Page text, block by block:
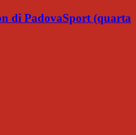
di PadovaSport (quarta